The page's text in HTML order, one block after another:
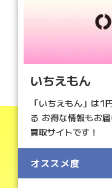
いちえもん
「いちえもん」は1
る お得な情報もお
買取サイトです！
オススメ度